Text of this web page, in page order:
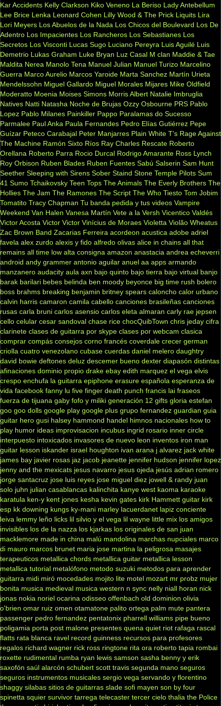
Kar Accidents Kelly Clarkson Kiko Veneno La Beriso Lady Antebellum
Lee Brice Lenka Leonard Cohen Lilly Wood & The Prick Liquits Lira
Lori Meyers Los Abuelos de la Nada Los Chicos del Boulevard Los De
Adentro Los Impacientes Los Rancheros Los Sebastianes Los
Secretos Los Visconti Lucas Sugo Luciano Pereyra Luis Aguilé Luis
Demetrio Lukas Graham Luke Bryan Luz Casal M clan Maddie & Tae
Maldita Nerea Manolo Tena Manuel Julian Manuel Turizo Marcelino
Guerra Marco Aurelio Marcos Yaroide Marta Sanchez Martín Urieta
Mendelssohn Miguel Gallardo Miguel Morales Mijares Mike Oldfield
Moderatto Moenia Moises Simons Morris Albert Natalie Imbruglia
Natives Natti Natasha Noche de Brujas Ozzy Osbourne PRS Pablo
Lopez Pablo Milanes Painkiller Pappo Paralamas do Sucesso
Parmalee Paul Anka Paula Fernandes Pedro Elías Gutiérrez Pepe
Guízar Peteco Carabajal Peter Manjarres Plain White T's Rage Against
The Machine Ramón Sixto Ríos Ray Charles Rescate Roberto
Orellana Roberto Parra Rocio Durcal Rodrigo Amarante Ross Lynch
Roy Orbison Ruben Blades Ruben Fuentes Sabú Salserin Sam Hunt
Seether Sleeping with Sirens Sober Staind Stone Temple Pilots Sum
41 Sumo Tchaikovsky Teen Tops The Animals The Everly Brothers The
Hollies The Jam The Ramones The Script The Who Tiesto Tom Jobim
Tomatito Tracy Chapman Tu banda pedida y tus videos Vampire
Weekend Van Halen Vanesa Martín Vete a la Versh Vicentico Valdés
Victor Acosta Victor Victor Vinícius de Moraes Violetta Violão Wheatus
Zac Brown Band Zacarias Ferreira acordeon acustica adobe adriel
favela alex zurdo alexis y fido alfredo olivas alice in chains all that
remains all time low alta consigna amazon anastacia andrea echeverri
android andy grammer antonio aguilar anuel aa apps armando
manzanero audacity aula axn bajo quinto bajo tierra bajo virtual banjo
barak barilari bebes belinda ben moody beyonce big time rush bolero
boss brahms breaking benjamin britney spears caloncho calor urbano
calvin harris camaron camila cabello canciones brasileñas canciones
rusas carla bruni carlos asensio carlos eleta almaran carly rae jepsen
cello celular cesar sandoval chase rice chocQuibTown chris jeday cifra
clarinete clases de guitarra por skype clases por webcam clasica
comprar compás consejos corno francés coverdale crecer german
criolla cuatro venezolano cubase cuerdas daniel melero daughtry
david bowie deftones deluz descemer bueno dexter diapasón distintas
afinaciones dominio propio drake ebay edith marquez el vega elvis
crespo enchufa la guitarra epiphone erasure española esperanza de
vida facebook fanny lu five finger death punch francis lai fraseos
fuerza de tijuana gaby fofo y miliki generación 12 gifts gloria estefan
goo goo dolls google play google plus grupo fernandez guardian guia
guitar hero gusi halsey hammond handel himnos nacionales how to
play humor ideas improvisacion incubus ingrid rosario inner circle
interpuesto intoxicados invasores de nuevo leon inventos iron man
guitar lesson iskander israel houghton ivan arana j alvarez jack white
james bay javier rosas jaz jacob jeanette jennifer hudson jennifer lopez
jenny and the mexicats jesus navarro jesus ojeda jesús adrian romero
jorge santacruz jose luis reyes jose miguel diez jowell & randy juan
solo juhn julian casablancas kalinchita kanye west kaoma karaoke
karatula ken-y kent jones kesha kevin gates kirk Hammett guitar kirk
esp kk downing kungs ky-mani marley lacuerdanet lapiz conciente
leiva lemmy leño licks lil silvio y el vega lil wayne little mix los amigos
invisibles los de la nazza los kjarkas los originales de san juan
macklemore made in china malú mandolina marchas nupciales marco
di mauro marcos brunet maria jose martina la peligrosa masajes
terapeuticos metallica chords metallica guitar metallica lesson
metallica tutorial metalófono metodo suzuki metodos para aprender
guitarra midi miró mocedades mojito lite motel mozart mr probz mujer
bonita musica medieval musica western n sync nelly niall horan nick
jonas nokia noriel ocarina odisseo offenbach old dominion olivia
o'brien omar ruiz omen otamatone palito ortega palm mute pantera
passenger pedro fernandez pentatonix pharrell williams pipe bueno
poligamia porta post malone presentes quena quiet riot rafaga rascal
flatts rata blanca ravel record guinness recursos para profesores
regalos richard wagner rick ross ringtone rita ora roberto tapia rombai
roxette rudimental rumba ryan lewis samson sasha benny y erik
saxofón saúl alarcón schubert scott travis segunda mano seguros
seguros instrumentos musicales sergio vega servando y florentino
shaggy silabas sitios de guitarras slade sofi mayen son by four
spinetta squier survivor tarrega telecaster tercer cielo thalia the Police